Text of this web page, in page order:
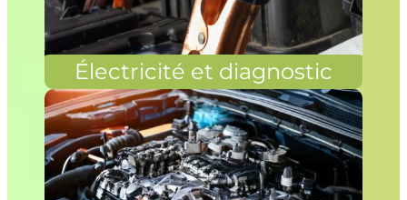
Électricité et diagnostic